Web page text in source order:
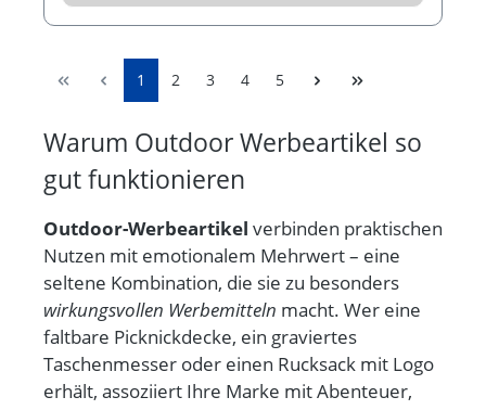
1 2 3 4 5
Warum Outdoor Werbeartikel so
gut funktionieren
Outdoor-Werbeartikel verbinden praktischen
Nutzen mit emotionalem Mehrwert– eine
seltene Kombination, die sie zu besonders
wirkungsvollen Werbemitteln macht. Wer eine
faltbare Picknickdecke, ein graviertes
Taschenmesser oder einen Rucksack mit Logo
erhält, assoziiert Ihre Marke mit Abenteuer,